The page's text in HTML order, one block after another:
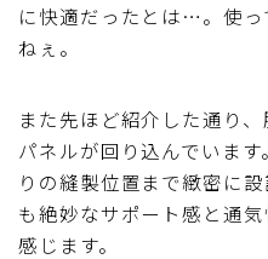
に快適だったとは…。使
ねぇ。
また先ほど紹介した通り
パネルが回り込んでいま
りの縫製位置まで緻密に
も絶妙なサポート感と通
感じます。